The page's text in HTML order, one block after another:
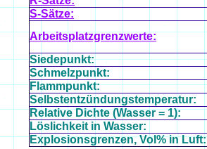
S-Sätze:
Arbeitsplatzgrenzwerte:
Siedepunkt:
Schmelzpunkt:
Flammpunkt:
Selbstentzündungstemperatur:
Relative Dichte (Wasser = 1):
Löslichkeit in Wasser:
Explosionsgrenzen, Vol% in Luft: